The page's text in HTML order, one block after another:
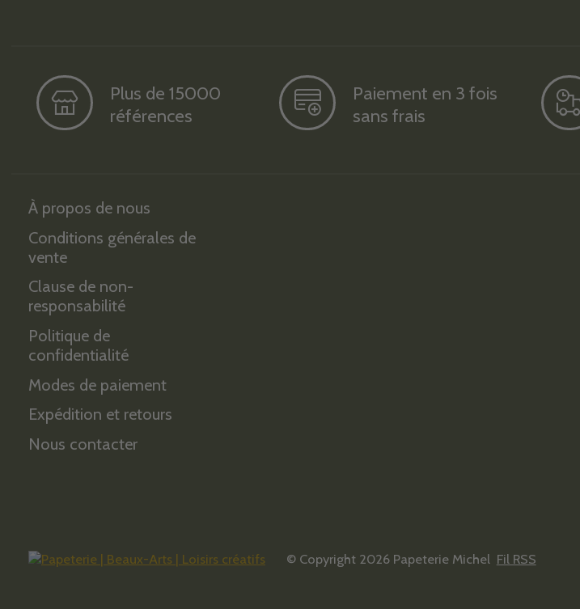
Plus de 15000
références
Paiement en 3 fois
sans frais
À propos de nous
Conditions générales de
vente
Clause de non-
responsabilité
Politique de
confidentialité
Modes de paiement
Expédition et retours
Nous contacter
© Copyright 2026 Papeterie Michel Fil RSS